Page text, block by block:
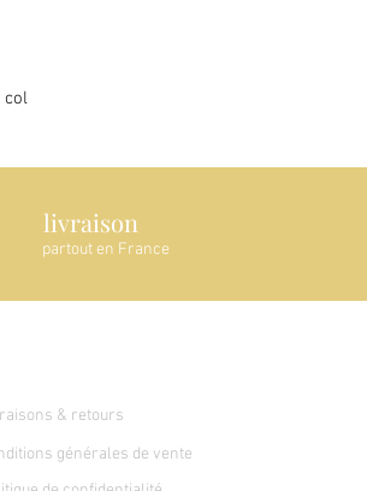
col
livraison
partout en France
& retours
générales de vente